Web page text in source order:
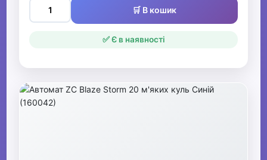
🛒 В кошик
✅ Є в наявності